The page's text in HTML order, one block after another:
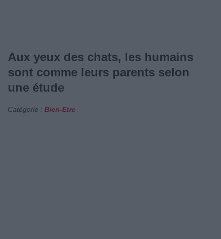
Aux yeux des chats, les humains
sont comme leurs parents selon
une étude
Catégorie : Bien-Etre